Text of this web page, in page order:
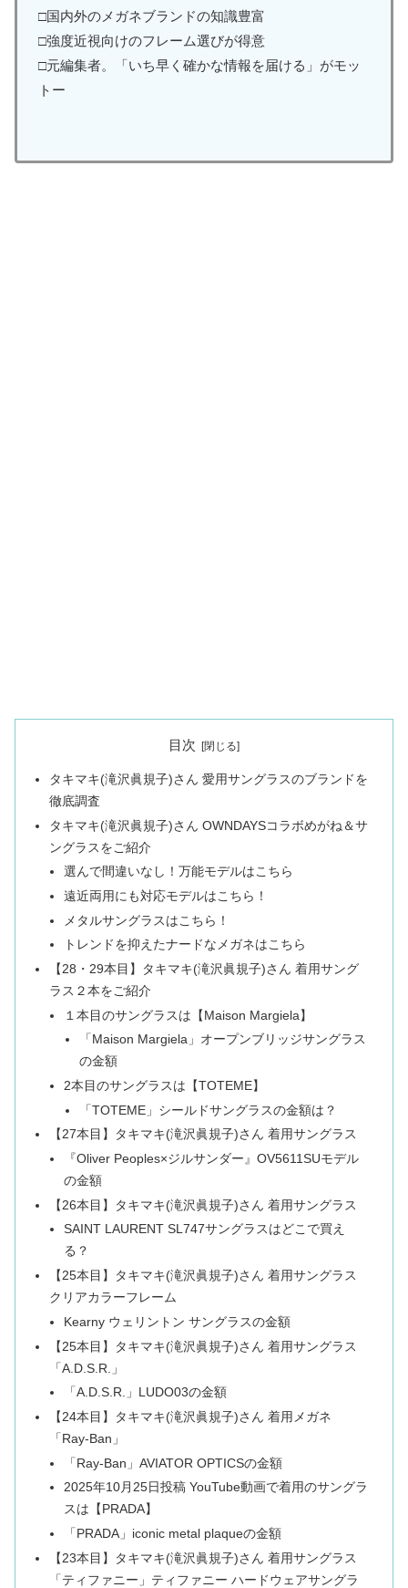
□国内外のメガネブランドの知識豊富
□強度近視向けのフレーム選びが得意
□元編集者。「いち早く確かな情報を届ける」がモッ
トー
目次
タキマキ(滝沢眞規子)さん 愛用サングラスのブランドを
徹底調査
タキマキ(滝沢眞規子)さん OWNDAYSコラボめがね＆サ
ングラスをご紹介
選んで間違いなし！万能モデルはこちら
遠近両用にも対応モデルはこちら！
メタルサングラスはこちら！
トレンドを抑えたナードなメガネはこちら
【28・29本目】タキマキ(滝沢眞規子)さん 着用サング
ラス２本をご紹介
１本目のサングラスは【Maison Margiela】
「Maison Margiela」オープンブリッジサングラス
の金額
2本目のサングラスは【TOTEME】
「TOTEME」シールドサングラスの金額は？
【27本目】タキマキ(滝沢眞規子)さん 着用サングラス
『Oliver Peoples×ジルサンダー』OV5611SUモデル
の金額
【26本目】タキマキ(滝沢眞規子)さん 着用サングラス
SAINT LAURENT SL747サングラスはどこで買え
る？
【25本目】タキマキ(滝沢眞規子)さん 着用サングラス
クリアカラーフレーム
Kearny ウェリントン サングラスの金額
【25本目】タキマキ(滝沢眞規子)さん 着用サングラス
「A.D.S.R.」
「A.D.S.R.」LUDO03の金額
【24本目】タキマキ(滝沢眞規子)さん 着用メガネ
「Ray-Ban」
「Ray-Ban」AVIATOR OPTICSの金額
2025年10月25日投稿 YouTube動画で着用のサングラ
スは【PRADA】
「PRADA」iconic metal plaqueの金額
【23本目】タキマキ(滝沢眞規子)さん 着用サングラス
「ティファニー」ティファニー ハードウェアサングラ